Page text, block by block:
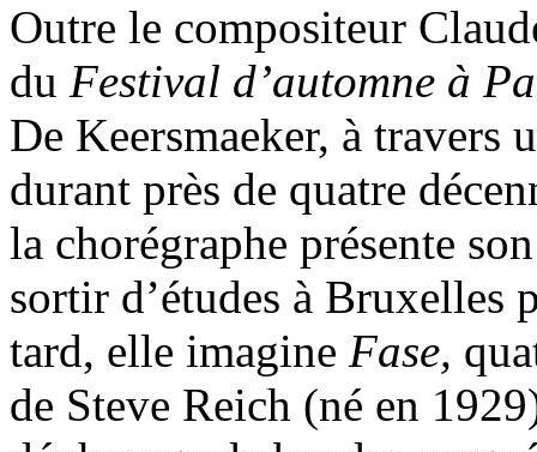
Outre le compositeur
du Festival d’automne à
De Keersmaeker, à travers
durant près de quatre
la chorégraphe présente
sortir d’études à Bruxelles
tard, elle imagine Fase,
de Steve Reich (né en